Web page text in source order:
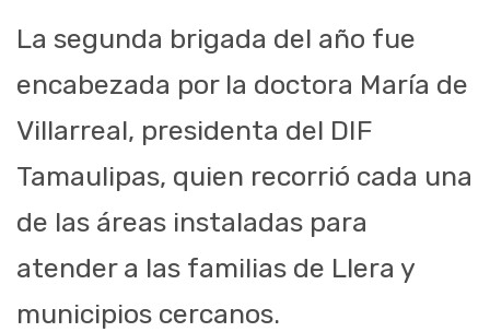
La segunda brigada del año fue
encabezada por la doctora María de
Villarreal, presidenta del DIF
Tamaulipas, quien recorrió cada una
de las áreas instaladas para
atender a las familias de Llera y
municipios cercanos.